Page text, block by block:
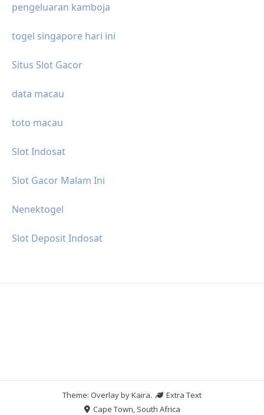
pengeluaran kamboja
togel singapore hari ini
Situs Slot Gacor
data macau
toto macau
Slot Indosat
Slot Gacor Malam Ini
Nenektogel
Slot Deposit Indosat
Theme: Overlay byKaira.
Extra Text
Cape Town, South Africa